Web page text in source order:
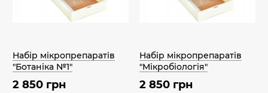
Набір мікропрепаратів
"Ботаніка №1"
2 850 грн
Набір мікропрепаратів
"Мікробіологія"
2 850 грн